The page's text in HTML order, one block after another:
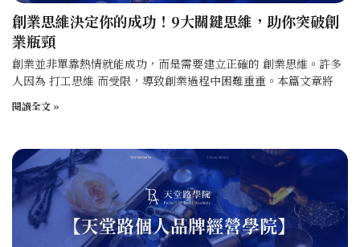
創業思維決定你的成功！9大關鍵思維，助你突破創
業瓶頸
創業並非單靠熱情就能成功，而是需要建立正確的 創業思維。許多
人因為 打工思維 而受限，導致創業過程中困難重重。本篇文章將
閱讀全文 »